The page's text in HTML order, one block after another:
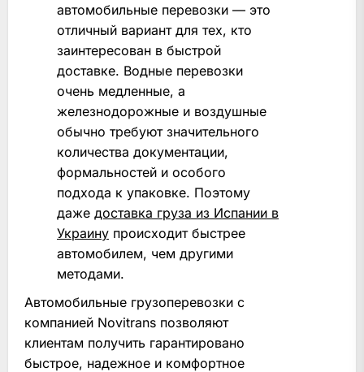
автомобильные перевозки — это
отличный вариант для тех, кто
заинтересован в быстрой
доставке. Водные перевозки
очень медленные, а
железнодорожные и воздушные
обычно требуют значительного
количества документации,
формальностей и особого
подхода к упаковке. Поэтому
даже доставка груза из Испании в
Украину происходит быстрее
автомобилем, чем другими
методами.
Автомобильные грузоперевозки с
компанией Novitrans позволяют
клиентам получить гарантировано
быстрое, надежное и комфортное